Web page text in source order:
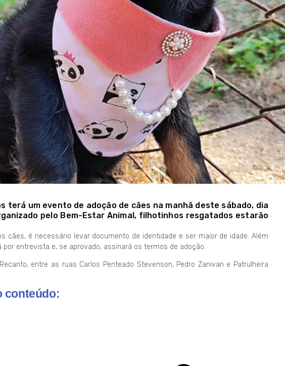
terá um evento de adoção de cães na manhã deste sábado, dia
pelo Bem-Estar Animal, filhotinhos resgatados estarão
cães, é necessário levar documento de identidade e ser maior de idade. Além
entrevista e, se aprovado, assinará os termos de adoção.
entre as ruas Carlos Penteado Stevenson, Pedro Zanivan e Patrulheira
conteúdo: